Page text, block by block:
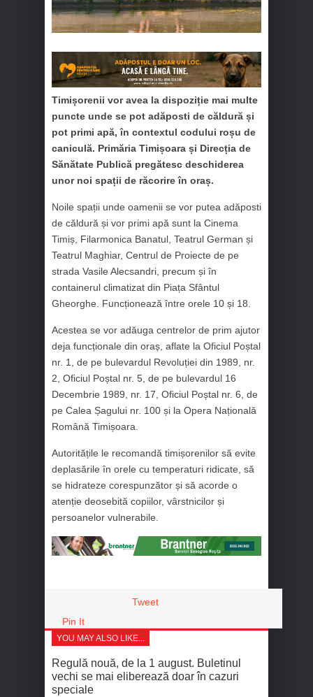
Timișorenii vor avea la dispoziție mai multe
puncte unde se pot adăposti de căldură și
pot primi apă, în contextul codului roșu de
caniculă. Primăria Timișoara și Direcția de
Sănătate Publică pregătesc deschiderea
unor noi spații de răcorire în oraș.
Noile spații unde oamenii se vor putea adăposti
de căldură și vor primi apă sunt la Cinema
Timiș, Filarmonica Banatul, Teatrul German și
Teatrul Maghiar, Centrul de Proiecte de pe
strada Vasile Alecsandri, precum și în
containerul climatizat din Piața Sfântul
Gheorghe. Funcționează între orele 10 și 18.
Acestea se vor adăuga centrelor de prim ajutor
deja funcționale din oraș, aflate la Oficiul Poștal
nr. 1, de pe bulevardul Revoluției din 1989, nr.
2, Oficiul Poștal nr. 5, de pe bulevardul 16
Decembrie 1989, nr. 17, Oficiul Poștal nr. 6, de
pe Calea Șagului nr. 100 și la Opera Națională
Română Timișoara.
Autoritățile le recomandă timișorenilor să evite
deplasările în orele cu temperaturi ridicate, să
se hidrateze corespunzător și să acorde o
atenție deosebită copiilor, vârstnicilor și
persoanelor vulnerabile.
Tweet
Pin It
YOU MAY ALSO LIKE...
Regulă nouă, de la 1 august. Buletinul
vechi se mai eliberează doar în cazuri
speciale